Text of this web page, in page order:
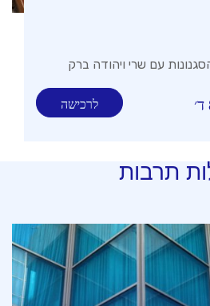
עם שרי ויהודה ברק
לרכישה
תרבות